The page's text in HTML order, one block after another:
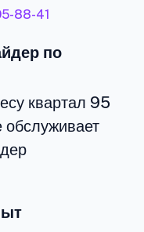
88-41
по
квартал 95
обслуживает